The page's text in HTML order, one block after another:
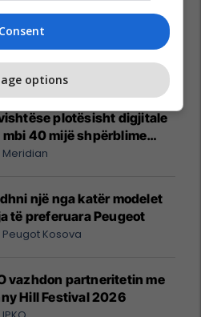
Reklamo këtu
herë me kartelë
plotësisht digjitale
mbi 40 mijë shpërblime
Meridian
një nga katër modelet
të preferuara Peugeot
Peugot Kosova
vazhdon partneritetin me
Hill Festival 2026
Consent
options